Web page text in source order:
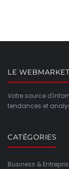
LE
Votre source
tendances et
CATÉGORIES
Business &